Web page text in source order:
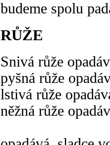
budeme spolu
RŮŽE
Snivá růže
pyšná růže
lstivá růže
něžná růže